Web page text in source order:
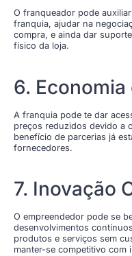
O franqueador pode
franquia, ajudar na
compra, e ainda dar
físico da loja.
6. Economia
A franquia pode te dar
preços reduzidos devido a
benefício de parcerias já
fornecedores.
7. Inovação
O empreendedor pode se
desenvolvimentos
produtos e serviços sem
manter-se competitivo com